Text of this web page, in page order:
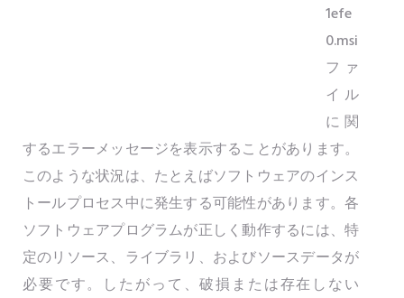
1efe
0.msi
ファ
イル
に関
するエラーメッセージを表示することがあります。
このような状況は、たとえばソフトウェアのインス
トールプロセス中に発生する可能性があります。各
ソフトウェアプログラムが正しく動作するには、特
定のリソース、ライブラリ、およびソースデータが
必要です。したがって、破損または存在しない